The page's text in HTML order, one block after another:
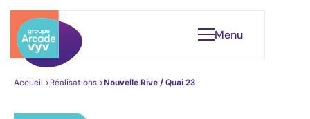
Menu
Accueil >Réalisations >Nouvelle Rive / Quai 23